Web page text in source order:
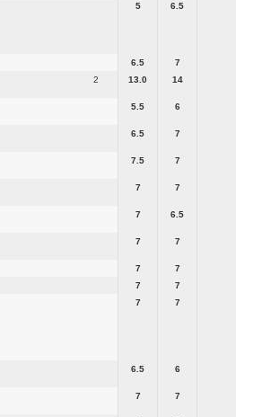
5 6.5
6.5
7
2 13.0 14
5.5 6
6.5 7
7.5 7
7 7
7 6.5
7 7
7
7
7
7
7 7
6.5 6
7 7